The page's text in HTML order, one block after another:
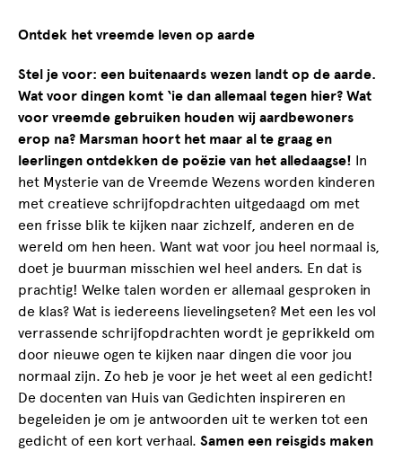
Ontdek het vreemde leven op aarde
Stel je voor: een buitenaards wezen landt op de aarde.
Wat voor dingen komt ‘ie dan allemaal tegen hier? Wat
voor vreemde gebruiken houden wij aardbewoners
erop na? Marsman hoort het maar al te graag en
leerlingen ontdekken de poëzie van het alledaagse! In
het Mysterie van de Vreemde Wezens worden kinderen
met creatieve schrijfopdrachten uitgedaagd om met
een frisse blik te kijken naar zichzelf, anderen en de
wereld om hen heen. Want wat voor jou heel normaal is,
doet je buurman misschien wel heel anders. En dat is
prachtig! Welke talen worden er allemaal gesproken in
de klas? Wat is iedereens lievelingseten? Met een les vol
verrassende schrijfopdrachten wordt je geprikkeld om
door nieuwe ogen te kijken naar dingen die voor jou
normaal zijn. Zo heb je voor je het weet al een gedicht!
De docenten van Huis van Gedichten inspireren en
begeleiden je om je antwoorden uit te werken tot een
gedicht of een kort verhaal. Samen een reisgids maken